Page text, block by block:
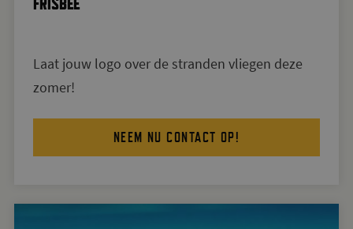
Laat jouw logo over de stranden vliegen deze
zomer!
NEEM NU CONTACT OP!